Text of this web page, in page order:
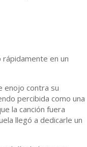
rápidamente en un
enojo contra su
percibida como una
la canción fuera
llegó a dedicarle un